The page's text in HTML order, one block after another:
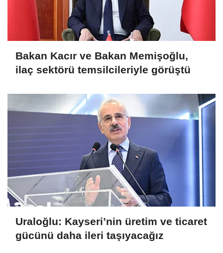
Bakan Kacır ve Bakan Memişoğlu,
ilaç sektörü temsilcileriyle görüştü
Uraloğlu: Kayseri’nin üretim ve ticaret
gücünü daha ileri taşıyacağız